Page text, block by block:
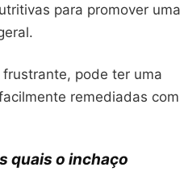
para promover uma
pode ter uma
remediadas com
quais o inchaço